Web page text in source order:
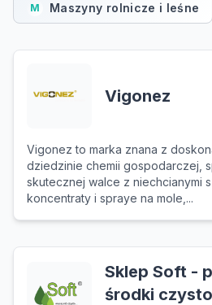
M Maszyny rolnicze i leśne
Vigonez
Vigonez to marka znana z
dziedzinie chemii gospodarczej,
skutecznej walce z niechcianymi
koncentraty i spraye na mole,...
Sklep Soft -
środki